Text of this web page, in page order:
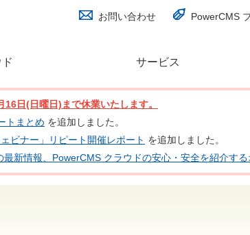
お問い合わせ PowerCMS
サービス (別ウ
日(日曜日)まで休業いたします。
トまとめ を追加しました。
ビナー」リピート開催レポート を追加しました。
新情報、PowerCMS クラウドの安心・安全を紹介す